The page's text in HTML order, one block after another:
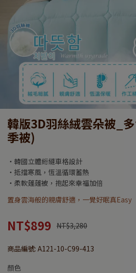
韓版3D羽絲絨雲朵被_
季被)
‧韓國立體絎縫車格設計
‧抵擋寒風，恆溫循環蓄熱
‧柔軟蓬蓬被，抱起來幸福加倍
置身雲海般的親膚舒適，一覺好眠真Easy
NT$899 NT$3,280
商品編號: A121-10-C99-413
顏色